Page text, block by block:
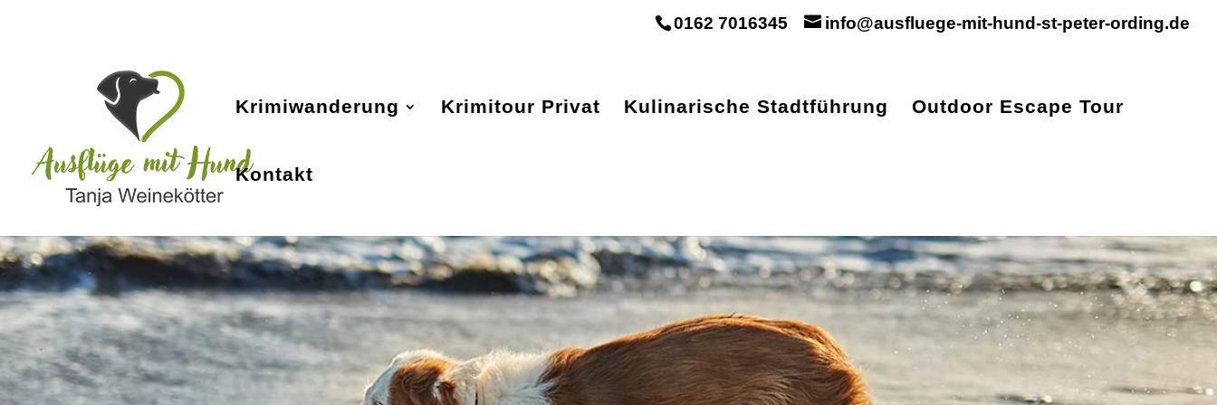
0162 7016345 info@ausfluege-mit-hund-st-peter-ording.de
Krimiwanderung Krimitour Privat Kulinarische Stadtführung Outdoor Escape Tour
Kontakt